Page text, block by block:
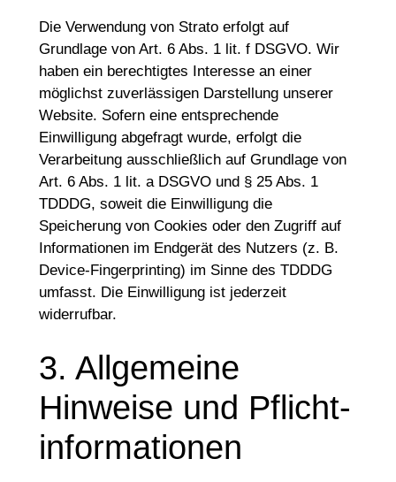
Die Verwendung von Strato erfolgt auf
Grundlage von Art. 6 Abs. 1 lit. f DSGVO. Wir
haben ein berechtigtes Interesse an einer
möglichst zuverlässigen Darstellung unserer
Website. Sofern eine entsprechende
Einwilligung abgefragt wurde, erfolgt die
Verarbeitung ausschließlich auf Grundlage von
Art. 6 Abs. 1 lit. a DSGVO und § 25 Abs. 1
TDDDG, soweit die Einwilligung die
Speicherung von Cookies oder den Zugriff auf
Informationen im Endgerät des Nutzers (z. B.
Device-Fingerprinting) im Sinne des TDDDG
umfasst. Die Einwilligung ist jederzeit
widerrufbar.
3. Allgemeine
Hinweise und Pflicht­
informationen